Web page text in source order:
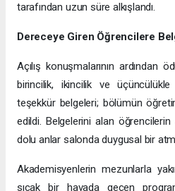
tarafından uzun süre alkışlandı.
Dereceye Giren Öğrencilere
Açılış konuşmalarının ardından
birincilik, ikincilik ve
teşekkür belgeleri; bölümün
edildi. Belgelerini alan öğrencilerin
dolu anlar salonda duygusal bir
Akademisyenlerin mezunlarla
sıcak bir havada geçen